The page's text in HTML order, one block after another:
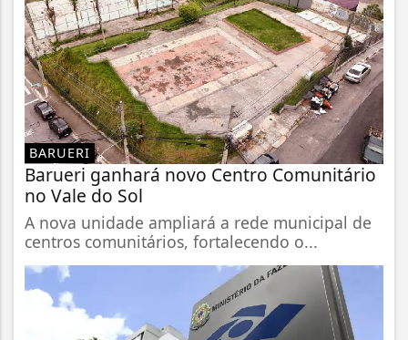
BARUERI
Barueri ganhará novo Centro Comunitário
no Vale do Sol
A nova unidade ampliará a rede municipal de
centros comunitários, fortalecendo o...